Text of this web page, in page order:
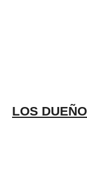
LOS